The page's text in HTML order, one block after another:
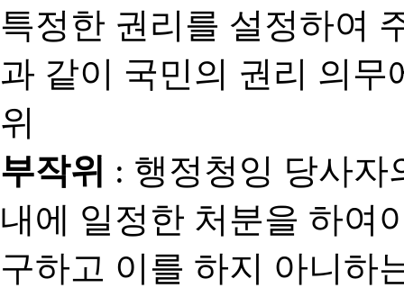
특정한 권리를 설정하여
과 같이 국민의 권리 의
위
부작위 : 행정청잉 당사자
내에 일정한 처분을 하여
구하고 이를 하지 아니하